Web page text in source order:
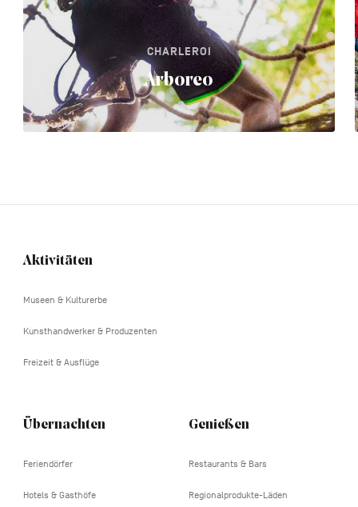
CHARLEROI
Arboreo
Navigation
Aktivitäten
Museen & Kulturerbe
Kunsthandwerker & Produzenten
Freizeit & Ausflüge
Übernachten
Feriendörfer
Hotels & Gasthöfe
Genießen
Restaurants & Bars
Regionalprodukte-Läden